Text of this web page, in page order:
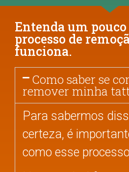
Entenda um
processo de
funciona.
Como saber se
remover minha
Para sabermos
certeza, é
como esse